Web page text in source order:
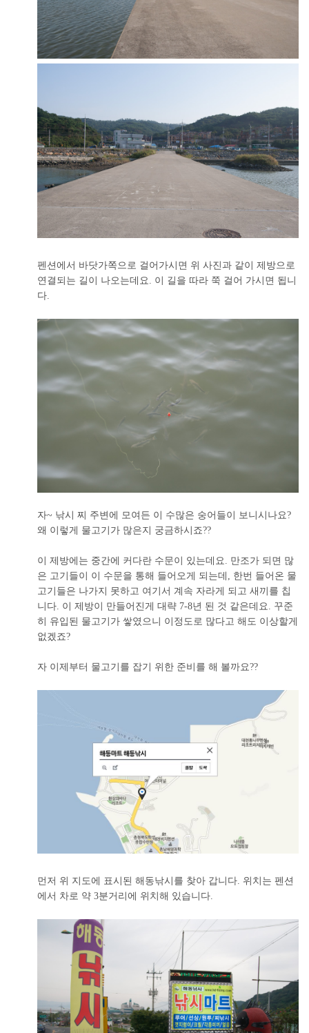
펜션에서 바닷가쪽으로 걸어가시면 위 사진과 같이 제방으로
연결되는 길이 나오는데요. 이 길을 따라 쭉 걸어 가시면 됩니
다.
자~ 낚시 찌 주변에 모여든 이 수많은 숭어들이 보니시나요?
왜 이렇게 물고기가 많은지 궁금하시죠??
이 제방에는 중간에 커다란 수문이 있는데요. 만조가 되면 많
은 고기들이 이 수문을 통해 들어오게 되는데, 한번 들어온 물
고기들은 나가지 못하고 여기서 계속 자라게 되고 새끼를 칩
니다. 이 제방이 만들어진게 대략 7-8년 된 것 같은데요. 꾸준
히 유입된 물고기가 쌓였으니 이정도로 많다고 해도 이상할게
없겠죠?
자 이제부터 물고기를 잡기 위한 준비를 해 볼까요??
먼저 위 지도에 표시된 해동낚시를 찾아 갑니다. 위치는 펜션
에서 차로 약 3분거리에 위치해 있습니다.